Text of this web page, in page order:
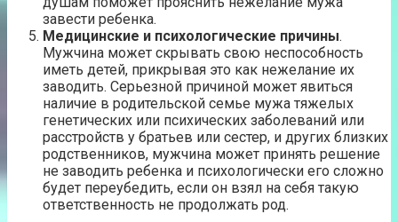
завести ребенка.
Медицинские и психологические причины.
Мужчина может скрывать свою неспособность
иметь детей, прикрывая это как нежелание их
заводить. Серьезной причиной может явиться
наличие в родительской семье мужа тяжелых
генетических или психических заболеваний или
расстройств у братьев или сестер, и других близких
родственников, мужчина может принять решение
не заводить ребенка и психологически его сложно
будет переубедить, если он взял на себя такую
ответственность не продолжать род.